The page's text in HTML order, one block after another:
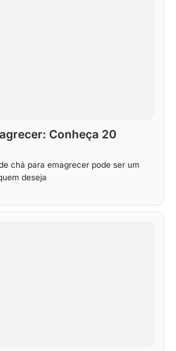
Conheça 20
chá para emagrecer pode ser um
deseja